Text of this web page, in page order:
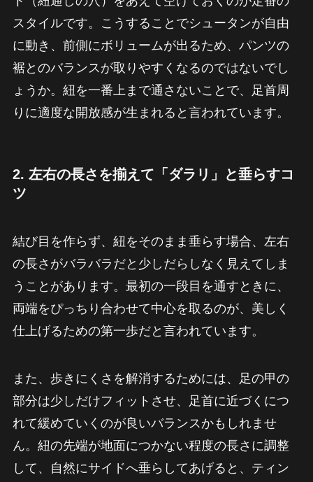
スタイルです。こうすることでシュータンが自由
に動き、前側にボリュームが出るため、パンツの
裾とのバランスが取りやすくなるのではないでし
ょうか。紐を一番上まで通さないことで、足首周
りに適度な開放感が生まれると言われています。
2. 左右の長さを揃えて「ダラリ」と垂らすコ
ツ
結び目を作らず、紐をそのまま垂らす場合、左右
の長さがバラバラだと少しだらしなく見えてしま
うことがあります。最初の一段目を通すときに、
両端をぴっちり合わせて中心を取るのが、美しく
仕上げるための第一歩だと言われています。
また、歩きにくさを解消するためには、足の甲の
部分は少しだけフィットさせ、足首に近づくにつ
れて緩めていくのが良いバランスかもしれませ
ん。紐の先端が地面につかない程度の長さに調整
して、自然にサイドへ垂らしてあげると、ティン